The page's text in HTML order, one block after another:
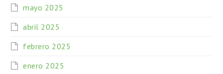
mayo 2025
abril 2025
febrero 2025
enero 2025